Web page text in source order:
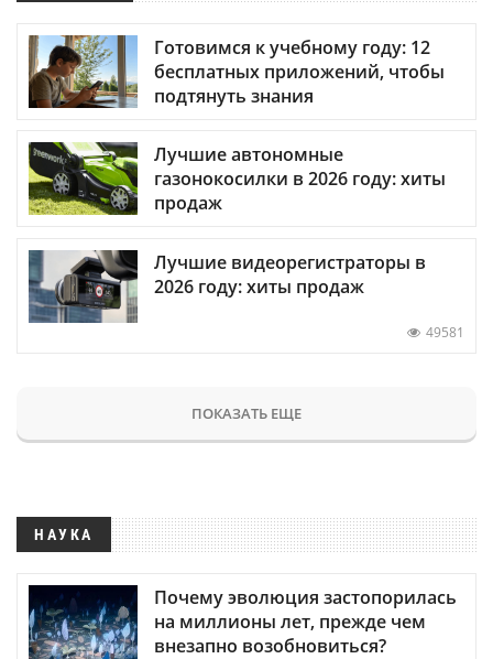
Готовимся к учебному году: 12
бесплатных приложений, чтобы
подтянуть знания
Лучшие автономные
газонокосилки в 2026 году: хиты
продаж
Лучшие видеорегистраторы в
2026 году: хиты продаж
49581
ПОКАЗАТЬ ЕЩЕ
НАУКА
Почему эволюция застопорилась
на миллионы лет, прежде чем
внезапно возобновиться?